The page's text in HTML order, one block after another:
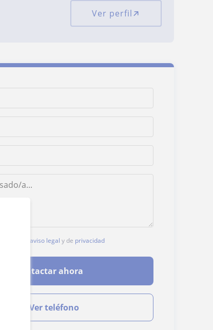
Ver perfil
aviso legal y de privacidad
Contactar ahora
Ver teléfono